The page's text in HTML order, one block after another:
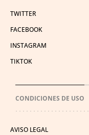
TWITTER
FACEBOOK
INSTAGRAM
TIKTOK
CONDICIONES DE USO
AVISO LEGAL